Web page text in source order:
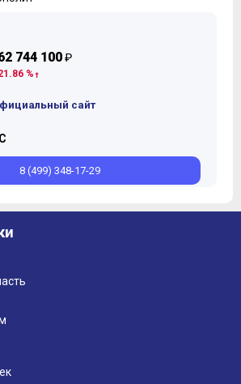
744 100₽
%
сайт
8 (499) 348-17-29